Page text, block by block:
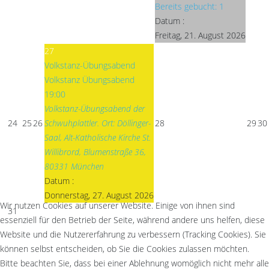
Bereits gebucht: 1
Datum :
Freitag, 21. August 2026
24 2526
27
Volkstanz-Übungsabend
Volkstanz Übungsabend
19:00
Volkstanz-Übungsabend der
Schwuhplattler. Ort: Döllinger-
Saal, Alt-Katholische Kirche St.
Willibrord, Blumenstraße 36,
80331 München
Datum :
Donnerstag, 27. August 2026
28 2930
31
Wir nutzen Cookies auf unserer Website. Einige von ihnen sind
essenziell für den Betrieb der Seite, während andere uns helfen, diese
Website und die Nutzererfahrung zu verbessern (Tracking Cookies). Sie
können selbst entscheiden, ob Sie die Cookies zulassen möchten.
Bitte beachten Sie, dass bei einer Ablehnung womöglich nicht mehr alle